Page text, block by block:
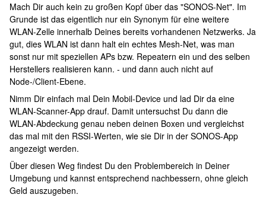
Mach Dir auch kein zu großen Kopf über das "SONOS-Net". Im
Grunde ist das eigentlich nur ein Synonym für eine weitere
WLAN-Zelle innerhalb Deines bereits vorhandenen Netzwerks. Ja
gut, dies WLAN ist dann halt ein echtes Mesh-Net, was man
sonst nur mit speziellen APs bzw. Repeatern ein und des selben
Herstellers realisieren kann. - und dann auch nicht auf
Node-/Client-Ebene.
Nimm Dir einfach mal Dein Mobil-Device und lad Dir da eine
WLAN-Scanner-App drauf. Damit untersuchst Du dann die
WLAN-Abdeckung genau neben deinen Boxen und vergleichst
das mal mit den RSSI-Werten, wie sie Dir in der SONOS-App
angezeigt werden.
Über diesen Weg findest Du den Problembereich in Deiner
Umgebung und kannst entsprechend nachbessern, ohne gleich
Geld auszugeben.